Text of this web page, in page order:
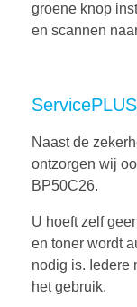
groene knop
en scannen
Naast de
ontzorgen wij
BP50C26.
U hoeft zelf
en toner wordt
nodig is. Iedere
het gebruik.